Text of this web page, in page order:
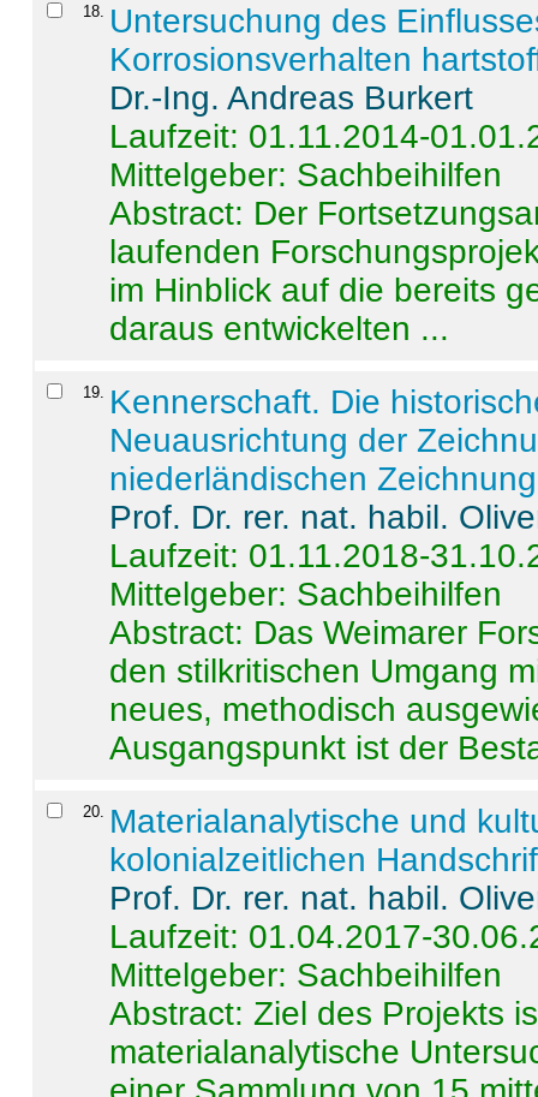
18
Untersuchung des
Korrosionsverhalten
Dr.-Ing. Andreas Burkert
Laufzeit: 01.11.2014-
Mittelgeber: Sachbeihilfen
Abstract: Der
laufenden
im Hinblick auf die bereits
daraus entwickelten ...
19
Kennerschaft. Die
Neuausrichtung der
niederländischen
Prof. Dr. rer. nat. habil.
Laufzeit: 01.11.2018-
Mittelgeber: Sachbeihilfen
Abstract: Das Weimarer
den stilkritischen Umgang
neues, methodisch
Ausgangspunkt ist der
20
Materialanalytische und
kolonialzeitlichen
Prof. Dr. rer. nat. habil.
Laufzeit: 01.04.2017-
Mittelgeber: Sachbeihilfen
Abstract:Ziel des Projekts
materialanalytische